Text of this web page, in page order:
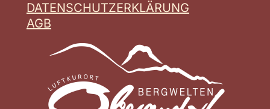
DATENSCHUTZERKLÄRUNG
AGB